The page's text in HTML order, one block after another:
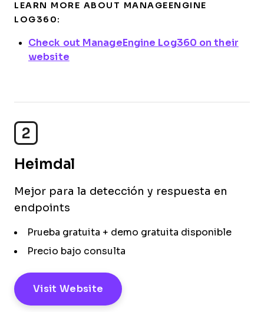
LEARN MORE ABOUT MANAGEENGINE
LOG360:
Check out ManageEngine Log360 on their
website
2
Heimdal
Mejor para la detección y respuesta en
endpoints
Prueba gratuita + demo gratuita disponible
Precio bajo consulta
Visit Website